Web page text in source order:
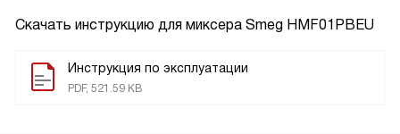
Скачать инструкцию для миксера Smeg HMF01PBEU
Инструкция по эксплуатации
PDF, 521.59 KB